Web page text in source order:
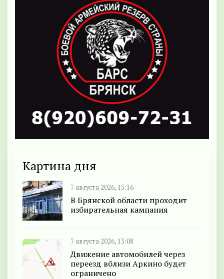
Картина дня
7 августа 2026, 13:16
В Брянской области проходит
избирательная кампания
7 августа 2026, 13:08
Движение автомобилей через
переезд вблизи Аркино будет
ограничено